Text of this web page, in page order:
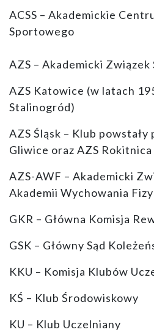
ACSS – Akademickie
Sportowego
AZS – Akademicki
AZS Katowice (w latach
Stalinogród)
AZS Śląsk – Klub powstały
Gliwice oraz AZS Rokitnica
AZS-AWF – Akademicki
Akademii Wychowania
GKR – Główna Komisja
GSK – Główny Sąd
KKU – Komisja Klubów
KŚ – Klub Środowiskowy
KU – Klub Uczelniany